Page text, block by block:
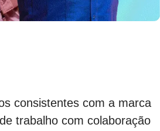
consistentes com a marca
trabalho com colaboração